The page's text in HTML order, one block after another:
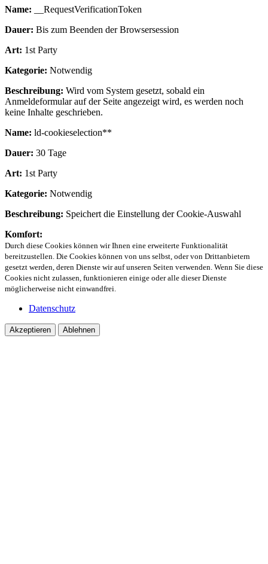
Name: __RequestVerificationToken
Dauer: Bis zum Beenden der Browsersession
Art: 1st Party
Kategorie: Notwendig
Beschreibung: Wird vom System gesetzt, sobald ein
Anmeldeformular auf der Seite angezeigt wird, es werden noch
keine Inhalte geschrieben.
Name: ld-cookieselection**
Dauer: 30 Tage
Art: 1st Party
Kategorie: Notwendig
Beschreibung: Speichert die Einstellung der Cookie-Auswahl
Komfort:
Durch diese Cookies können wir Ihnen eine erweiterte Funktionalität
bereitzustellen. Die Cookies können von uns selbst, oder von Drittanbietern
gesetzt werden, deren Dienste wir auf unseren Seiten verwenden. Wenn Sie diese
Cookies nicht zulassen, funktionieren einige oder alle dieser Dienste
möglicherweise nicht einwandfrei.
Datenschutz
Akzeptieren Ablehnen